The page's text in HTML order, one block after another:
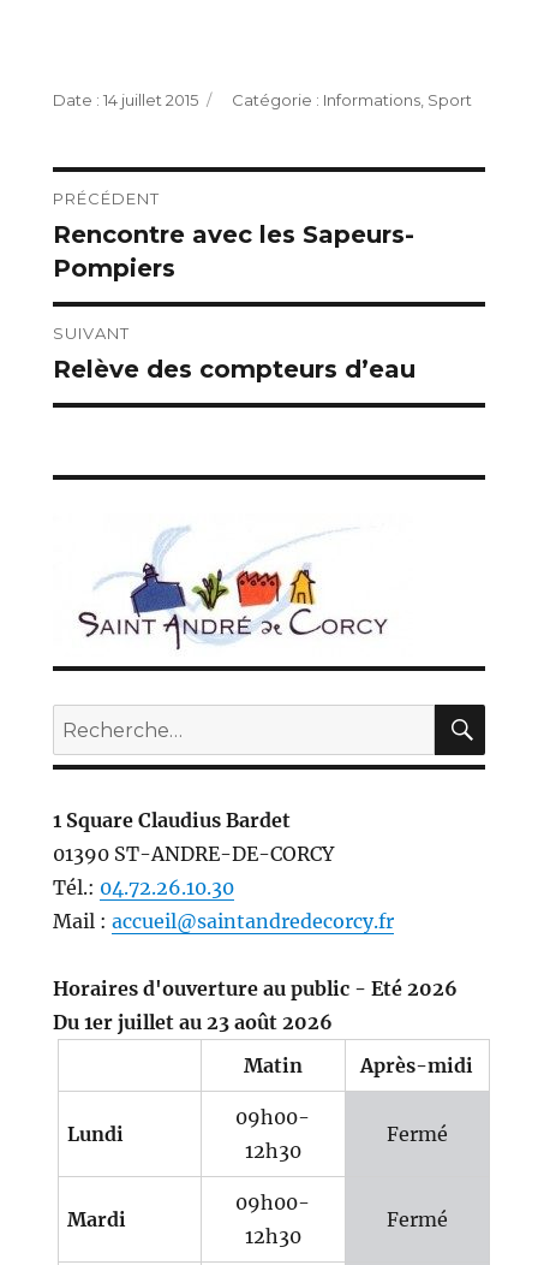
Publié
14 juillet 2015 Catégories
Informations, Sport
Navigation
de
l’article
PRÉCÉDENT
Publication
précédente :
Rencontre avec les Sapeurs-
Pompiers
SUIVANT
Publication
suivante :
Relève des compteurs d’eau
Recherche
pour :
1 Square Claudius Bardet
01390 ST-ANDRE-DE-CORCY
Tél.: 04.72.26.10.30
Mail : accueil@saintandredecorcy.fr
Horaires d'ouverture au public - Eté 2026
Du 1er juillet au 23 août 2026
Matin
Après-midi
Lundi
09h00-
12h30
Fermé
Mardi
09h00-
12h30
Fermé